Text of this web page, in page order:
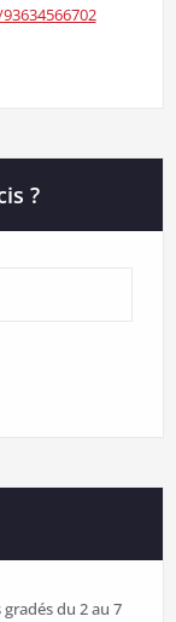
?
du 2 au 7